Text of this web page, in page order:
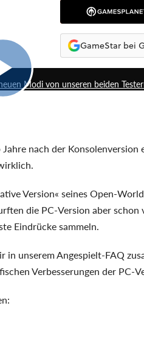
GameStar bei
Modi von unseren beiden
nach der Konsolenversion
Version« seines Open-
die PC-Version aber schon
Eindrücke sammeln.
unserem Angespielt-FAQ
Verbesserungen der PC-